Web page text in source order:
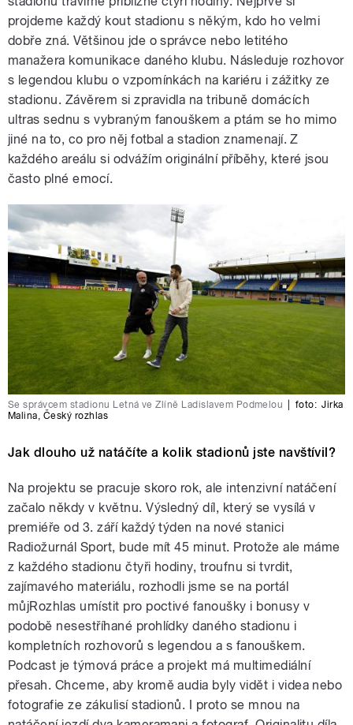
projdeme každý kout stadionu s někým, kdo ho velmi
dobře zná. Většinou jde o správce nebo letitého
manažera komunikace daného klubu. Následuje rozhovor
s legendou klubu o vzpomínkách na kariéru i zážitky ze
stadionu. Závěrem si zpravidla na tribuně domácích
ultras sednu s vybraným fanouškem a ptám se ho mimo
jiné na to, co pro něj fotbal a stadion znamenají. Z
každého areálu si odvážím originální příběhy, které jsou
často plné emocí.
Se správcem stadionu Letná ve Zlíně Ladislavem Podmelou foto: Jirka
Malina, Český rozhlas
Jak dlouho už natáčíte a kolik stadionů jste navštívil?
Na projektu se pracuje skoro rok, ale intenzivní natáčení
začalo někdy v květnu. Výsledný díl, který se vysílá v
premiéře od 3. září každý týden na nové stanici
Radiožurnál Sport, bude mít 45 minut. Protože ale máme
z každého stadionu čtyři hodiny, troufnu si tvrdit,
zajímavého materiálu, rozhodli jsme se na portál
můjRozhlas umístit pro poctivé fanoušky i bonusy v
podobě nesestříhané prohlídky daného stadionu i
kompletních rozhovorů s legendou a s fanouškem.
Podcast je týmová práce a projekt má multimediální
přesah. Chceme, aby kromě audia byly vidět i videa nebo
fotografie ze zákulisí stadionů. I proto se mnou na